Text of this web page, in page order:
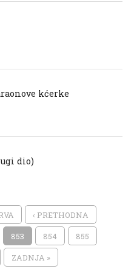
kćerke
dio)
‹ PRETHODNA
853 854 855
ZADNJA »